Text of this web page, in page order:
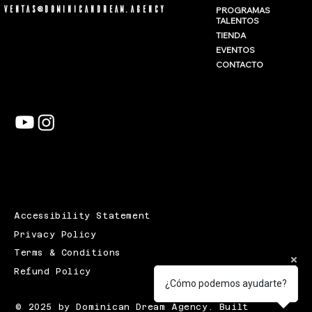
ventas@dominicandream.agency
PROGRAMAS
TALENTOS
TIENDA
EVENTOS
CONTACTO
Accessibility Statement
Privacy Policy
Terms & Conditions
Refund Policy
© 2025 by Dominican Dream Agency. Built
¿Cómo podemos ayudarte?